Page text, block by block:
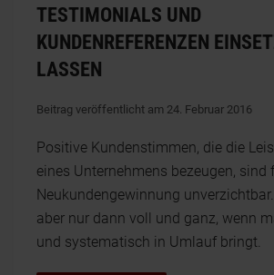
TESTIMONIALS UND
KUNDENREFERENZEN
LASSEN
Beitrag veröffentlicht am 24. Februar 2016
Positive Kundenstimmen, die die
eines Unternehmens bezeugen, sind
Neukundengewinnung
aber nur dann voll und ganz, wenn
und systematisch in Umlauf bringt.